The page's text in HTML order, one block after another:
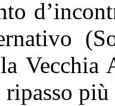
Vecchia
ripasso